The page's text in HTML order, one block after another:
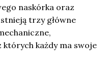
naskórka oraz
trzy główne
których każdy ma swoje